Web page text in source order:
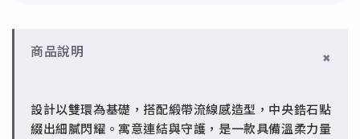
商品說明
設計以雙環為基礎，搭配緞帶流線感造型，中央鋯石點
綴出細膩閃耀。寓意連結與守護，是一款具備溫柔力量